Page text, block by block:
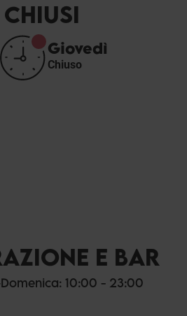
Giovedì
Chiuso
E BAR
10:00 - 23:00